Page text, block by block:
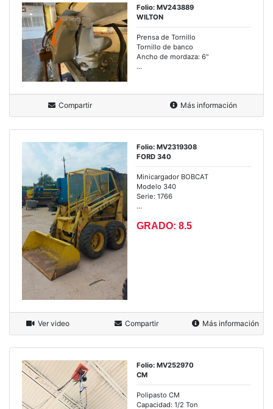
Folio: MV243889
WILTON
Prensa de Tornillo
Tornillo de banco
Ancho de mordaza: 6"
...
Compartir Más información
Folio: MV2319308
FORD 340
Minicargador BOBCAT
Modelo 340
Serie: 1766
...
GRADO: 8.5
Ver video Compartir Más información
Folio: MV252970
CM
Polipasto CM
Capacidad: 1/2 Ton